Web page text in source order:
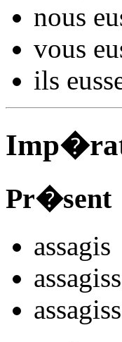
nous
vous
ils
Pr�sent
assagis
assag
assag